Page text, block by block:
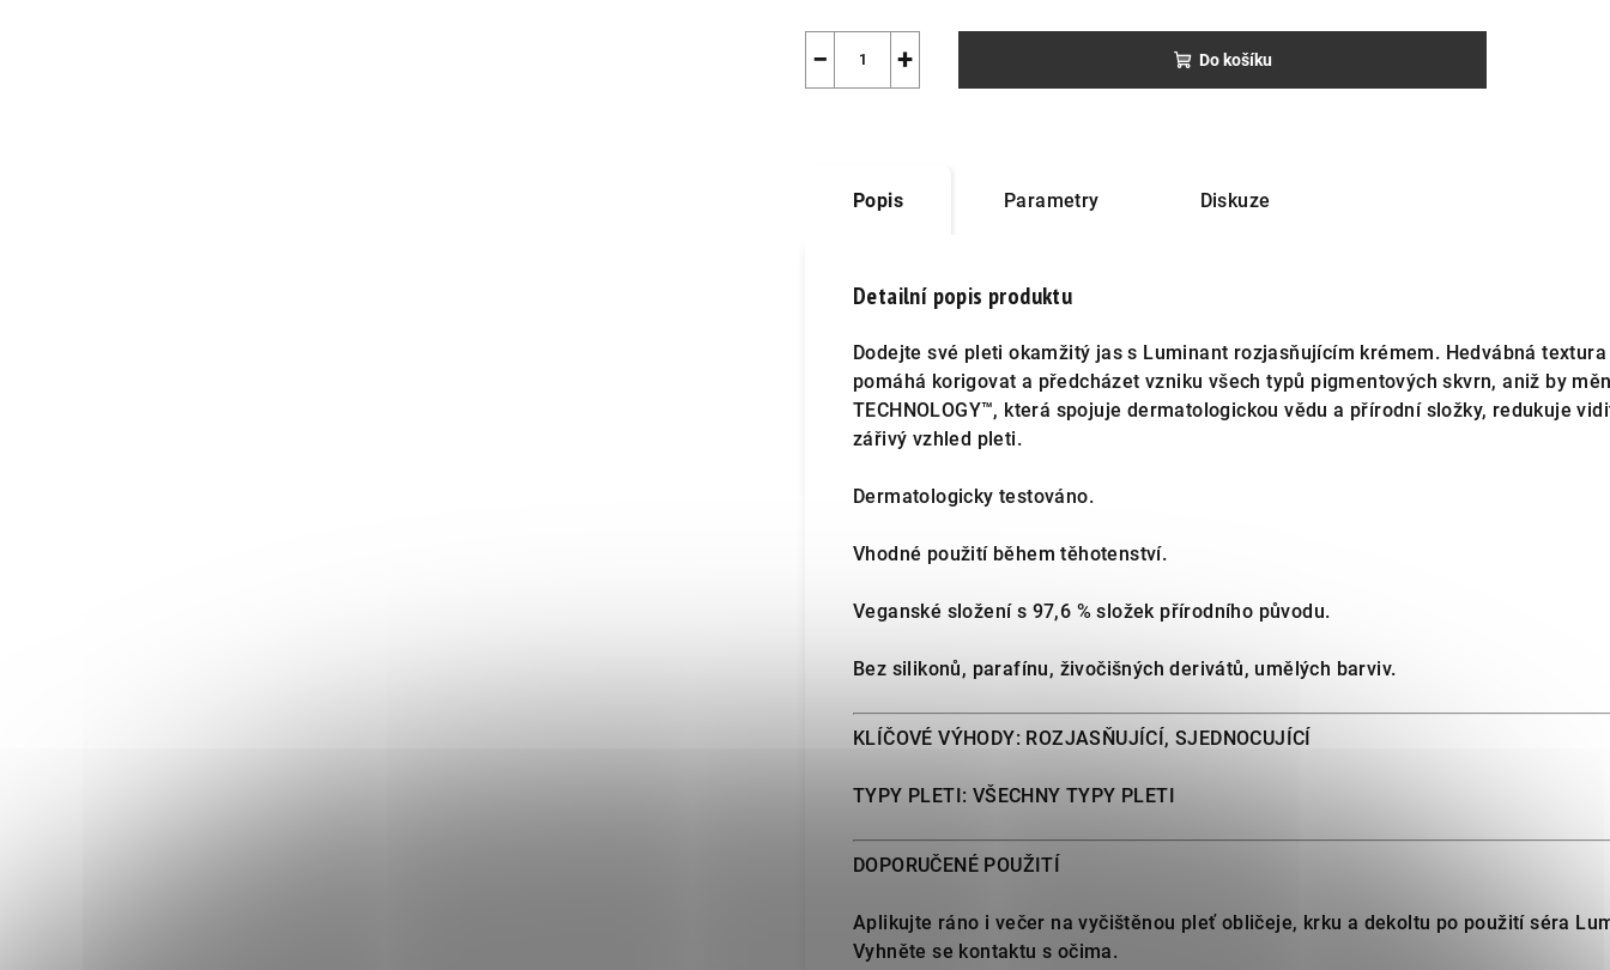
+
− Do košíku
Popis Parametry Diskuze
Detailní popis produktu
Dodejte své pleti okamžitý jas s Luminant rozjasňujícím krémem. Hedvábná
pomáhá korigovat a předcházet vzniku všech typů pigmentových skvrn, aniž by
TECHNOLOGY™, která spojuje dermatologickou vědu a přírodní složky, redukuje
zářivý vzhled pleti.
Dermatologicky testováno.
Vhodné použití během těhotenství.
Veganské složení s 97,6 % složek přírodního původu.
Bez silikonů, parafínu, živočišných derivátů, umělých barviv.
KLÍČOVÉ VÝHODY: ROZJASŇUJÍCÍ, SJEDNOCUJÍCÍ
TYPY PLETI: VŠECHNY TYPY PLETI
DOPORUČENÉ POUŽITÍ
Aplikujte ráno i večer na vyčištěnou pleť obličeje, krku a dekoltu po použití séra
Vyhněte se kontaktu s očima.